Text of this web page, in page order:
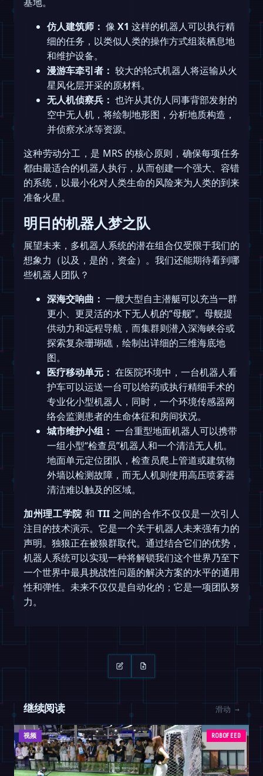
仿人建筑师： 像 X1 这样的机器人可以执行精
细的任务，以类似人类的操作方式组装栖息地
和维护设备。
漫游车牵引者： 较大的轮式机器人将运输从火
星风化层开采的原材料。
无人机侦察兵： 也许从其仿人同事背部发射的
空中无人机，将绘制地形图，分析地质构造，
并侦察水冰等资源。
这种劳动分工，是 MRS 的核心原则，确保每项任务
都由最适合的机器人执行，从而创建一个强大、容错
的系统，以最小化对人类生命的风险来为人类的到来
准备火星。
明日的机器人梦之队
展望未来，多机器人系统的潜在组合仅受限于我们的
想象力（以及，是的，资金）。我们还能期待看到哪
些机器人团队？
深海交响曲： 一艘大型自主潜艇可以充当一群
更小、更灵活的水下无人机的“母舰”。母舰提
供动力和远程导航，而集群则潜入深海峡谷或
探索复杂珊瑚礁，绘制出详细的三维海底地
图。
医疗移动单元： 在医院环境中，一台机器人看
护车可以运送一台可以给药或执行精细手术的
专业化小型机器人，同时，一个环境传感器网
络会监测患者的生命体征和房间状况。
城市维护小组： 一台重型地面机器人可以携带
一组小型“检查员”机器人和一个清洁无人机。
地面单元定位团队，检查员爬上管道或建筑物
外墙以检测故障，而无人机则使用高压喷雾器
清洁难以触及的区域。
加州理工学院 和TII 之间的合作不仅仅是一次引人
注目的技术演示。它是一个关于机器人未来强有力的
声明。独狼正在被狼群取代。通过结合它们的优势，
机器人系统可以实现一种将解锁我们这个世界乃至下
一个世界中最具挑战性问题的解决方案的水平的通用
性和弹性。未来不仅仅是自动化的；它是一项团队努
力。
继续阅读 滑动 →
视频 ROBOFEED